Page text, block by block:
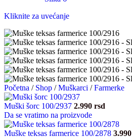
Kliknite za uvećanje
Početna / Shop / Muškarci / Farmerke
Muški šorc 100/2937 2.990 rsd
Da se vratimo na proizvode
Muške teksas farmerice 100/2878 3.990